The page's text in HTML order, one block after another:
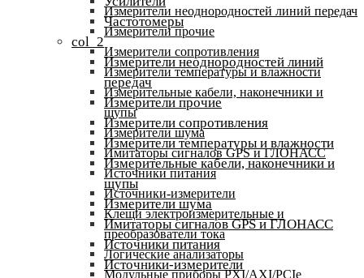
Измерители неоднородностей линий передач
Измерители прочие
Измерители сопротивления
Измерители температуры и влажности
Измерительные кабели, наконечники и
щупы
Измерители шума
Имитаторы сигналов GPS и ГЛОНАСС
Источники питания
Источники-измерители
Клещи электроизмерительные и
преобразователи тока
Логические анализаторы
Модульные приборы PXI/AXI/PCIe
Частотомеры
col_2
Измерители неоднородностей линий
передач
Измерители прочие
Измерители сопротивления
Измерители температуры и влажности
Измерительные кабели, наконечники и
щупы
Измерители шума
Имитаторы сигналов GPS и ГЛОНАСС
Источники питания
Источники-измерители